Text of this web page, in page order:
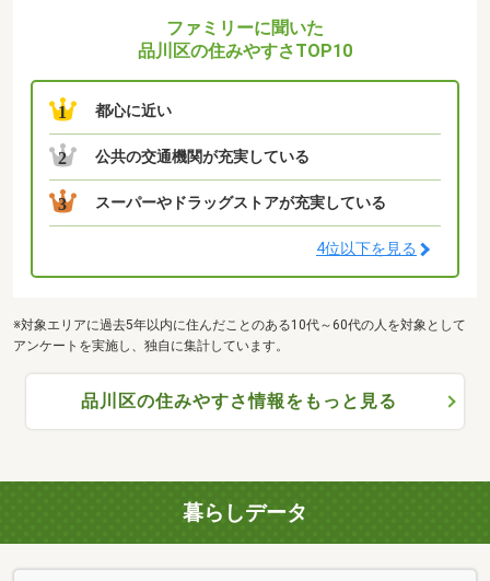
ファミリーに聞いた
品川区の住みやすさTOP10
1 都心に近い
2 公共の交通機関が充実している
3 スーパーやドラッグストアが充実している
4位以下を見る
※対象エリアに過去5年以内に住んだことのある10代～60代の人を対象として
アンケートを実施し、独自に集計しています。
品川区の住みやすさ情報をもっと見る
暮らしデータ